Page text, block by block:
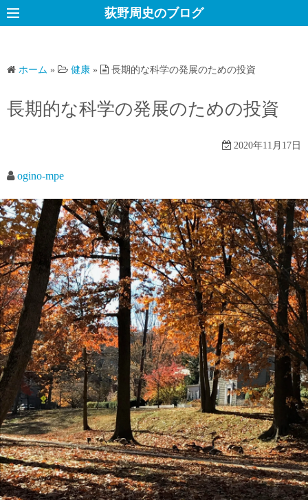
コ
ン
プ
荻野周史のブログ
ホーム » 健康 » 長期的な科学の発展のための投資
長期的な科学の発展のための投資
2020年11月17日
ogino-mpe